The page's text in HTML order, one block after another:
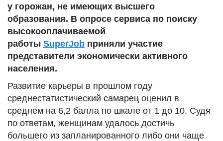
у горожан, не имеющих высшего
образования. В опросе сервиса по поиску
высокооплачиваемой
работы SuperJob приняли участие
представители экономически активного
населения.
Развитие карьеры в прошлом году
среднестатистический самарец оценил в
среднем на 6,2 балла по шкале от 1 до 10. Судя
по ответам, женщинам удалось достичь
большего из запланированного либо они чаще